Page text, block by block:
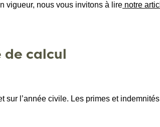
vigueur, nous vous invitons à lire notre
de calcul
sur l’année civile. Les primes et